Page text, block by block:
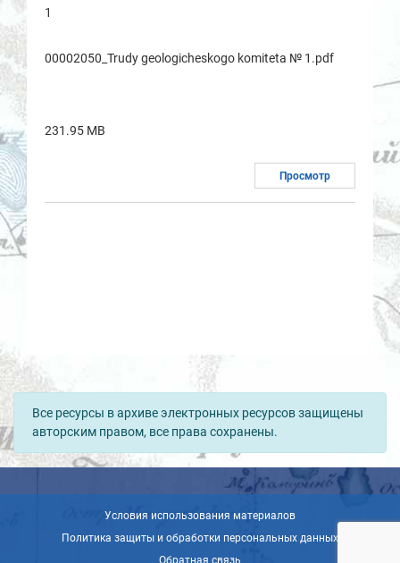
1
00002050_Trudy geologicheskogo komitetа № 1.pdf
231.95 MB
Просмотр
Все ресурсы в архиве электронных ресурсов защищены
авторским правом, все права сохранены.
Условия использования материалов
Политика защиты и обработки персональных данных
Обратная связь